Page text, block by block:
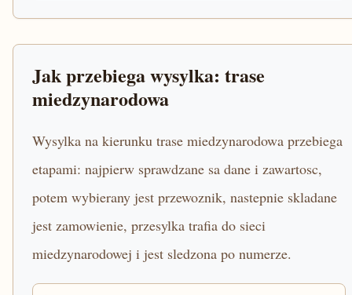
Jak przebiega wysylka: trase
miedzynarodowa
Wysylka na kierunku trase miedzynarodowa przebiega
etapami: najpierw sprawdzane sa dane i zawartosc,
potem wybierany jest przewoznik, nastepnie skladane
jest zamowienie, przesylka trafia do sieci
miedzynarodowej i jest sledzona po numerze.